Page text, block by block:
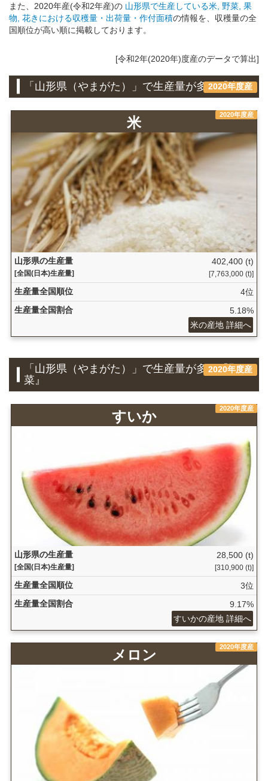
また、2020年産(令和2年産)の 山形県で生産している米, 野菜, 果
物, 花きにおける収穫量・出荷量・作付面積の情報を、収穫量の全
国順位が高い順に掲載しております。
[令和2年(2020年)度産のデータで算出]
2020年度産
「山形県（やまがた）」で生産量が多い『米』
2020年度産
米
山形県の生産量
[全国(日本)生産量]
402,400 (t)
[7,763,000 (t)]
生産量全国順位
4位
生産量全国割合
5.18%
米の産地 詳細へ
2020年度産
「山形県（やまがた）」で生産量が多い『野
菜』
2020年度産
すいか
山形県の生産量
[全国(日本)生産量]
28,500 (t)
[310,900 (t)]
生産量全国順位
3位
生産量全国割合
9.17%
すいかの産地 詳細へ
2020年度産
メロン